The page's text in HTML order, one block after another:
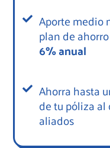
Aporte medio
plan de
6% anual
Ahorra hasta
de tu póliza
aliados